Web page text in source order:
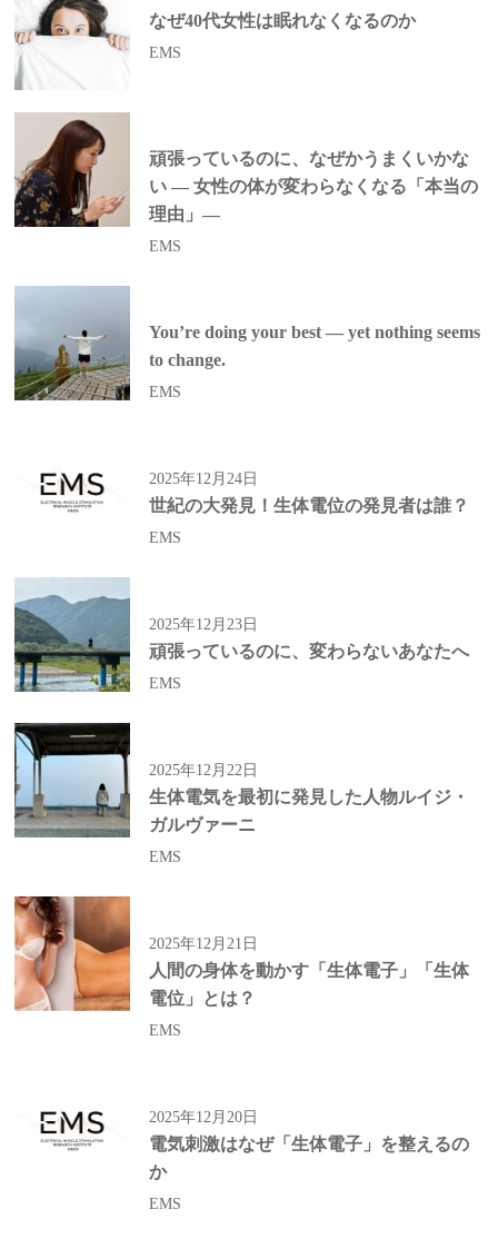
なぜ40代女性は眠れなくなるのか
EMS
頑張っているのに、なぜかうまくいかな
い ― 女性の体が変わらなくなる「本当の
理由」―
EMS
You’re doing your best — yet nothing seems
to change.
EMS
2025年12月24日
世紀の大発見！生体電位の発見者は誰？
EMS
2025年12月23日
頑張っているのに、変わらないあなたへ
EMS
2025年12月22日
生体電気を最初に発見した人物ルイジ・
ガルヴァーニ
EMS
2025年12月21日
人間の身体を動かす「生体電子」「生体
電位」とは？
EMS
2025年12月20日
電気刺激はなぜ「生体電子」を整えるの
か
EMS